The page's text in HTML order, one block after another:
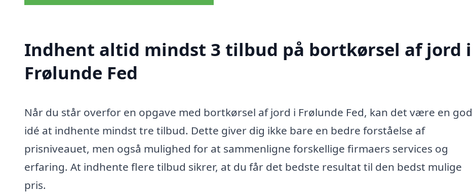
Indhent altid mindst 3 tilbud på bortkørsel af jord i
Frølunde Fed
Når du står overfor en opgave med bortkørsel af jord i Frølunde Fed, kan det være en god
idé at indhente mindst tre tilbud. Dette giver dig ikke bare en bedre forståelse af
prisniveauet, men også mulighed for at sammenligne forskellige firmaers services og
erfaring. At indhente flere tilbud sikrer, at du får det bedste resultat til den bedst mulige
pris.